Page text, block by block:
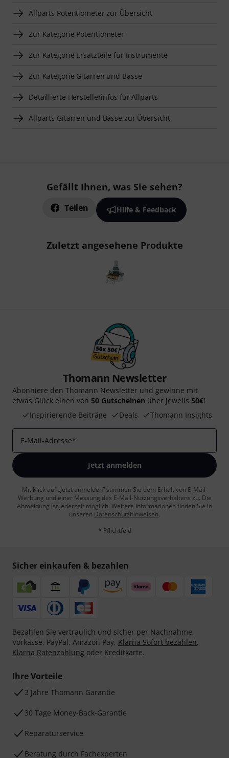
Allparts Potentiometer zur Übersicht
Zur Kategorie Potentiometer
Zur Kategorie Ersatzteile für Instrumente
Zur Kategorie Gitarren und Bässe
Detaillierte Herstellerinfos für Allparts
Allparts Gitarren und Bässe zur Übersicht
Gefällt Ihnen, was Sie sehen?
Teilen Hilfe & Feedback
Zuletzt angesehene Produkte
Thomann Newsletter
Abonniere den Thomann Newsletter und gewinne mit
etwas Glück einen von 50 Gutscheinen über jeweils 50€!
Inspirierende Beiträge
Deals Thomann Insights
E-Mail-Adresse*
Jetzt anmelden
Mit Klick auf „Jetzt anmelden“ stimmen Sie dem Erhalt von E-Mail-
Werbung und einer Messung des E-Mail-Nutzungsverhaltens zu. Die
Abmeldung ist jederzeit möglich. Weitere Informationen finden Sie in
unseren Datenschutzhinweisen.
* Pflichtfeld
Sicher einkaufen & bezahlen
Bezahlen Sie vertraulich und sicher per Nachnahme,
Vorkasse, PayPal, Amazon Pay, Klarna Sofort bezahlen,
Klarna Ratenzahlung oder Kreditkarte.
Ihre Vorteile
3 Jahre Thomann Garantie
30 Tage Money-Back-Garantie
Reparaturservice
Beratung durch Fachexperten